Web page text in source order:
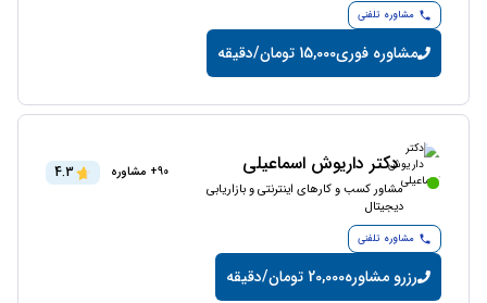
مشاوره تلفنی
مشاوره فوری15,000 تومان/دقیقه
دکتر داریوش اسماعیلی
مشاور کسب و کارهای اینترنتی و بازاریابی
دیجیتال
90+ مشاوره 4.3
مشاوره تلفنی
رزرو مشاوره20,000 تومان/دقیقه